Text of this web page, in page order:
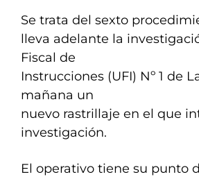
Se trata del sexto
lleva adelante la
Fiscal de
Instrucciones (UFI) Nº 1 de
mañana un
nuevo rastrillaje en el que
investigación.
El operativo tiene su punto